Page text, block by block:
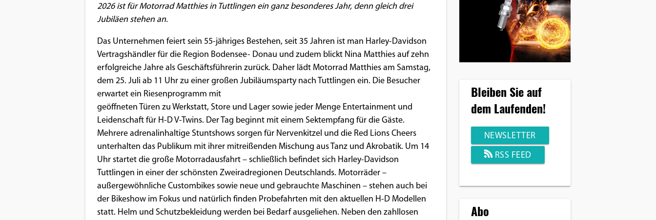
2026 ist für Motorrad Matthies in Tuttlingen ein ganz besonderes Jahr, denn gleich drei
Jubiläen stehen an.
Das Unternehmen feiert sein 55-jähriges Bestehen, seit 35 Jahren ist man Harley-Davidson
Vertragshändler für die Region Bodensee- Donau und zudem blickt Nina Matthies auf zehn
erfolgreiche Jahre als Geschäftsführerin zurück. Daher lädt Motorrad Matthies am Samstag,
dem 25. Juli ab 11 Uhr zu einer großen Jubiläumsparty nach Tuttlingen ein. Die Besucher
erwartet ein Riesenprogramm mit
geöffneten Türen zu Werkstatt, Store und Lager sowie jeder Menge Entertainment und
Leidenschaft für H-D V-Twins. Der Tag beginnt mit einem Sektempfang für die Gäste.
Mehrere adrenalinhaltige Stuntshows sorgen für Nervenkitzel und die Red Lions Cheers
unterhalten das Publikum mit ihrer mitreißenden Mischung aus Tanz und Akrobatik. Um 14
Uhr startet die große Motorradausfahrt – schließlich befindet sich Harley-Davidson
Tuttlingen in einer der schönsten Zweiradregionen Deutschlands. Motorräder –
außergewöhnliche Custombikes sowie neue und gebrauchte Maschinen – stehen auch bei
der Bikeshow im Fokus und natürlich finden Probefahrten mit den aktuellen H-D Modellen
statt. Helm und Schutzbekleidung werden bei Bedarf ausgeliehen. Neben den zahllosen
Bleiben Sie auf
dem Laufenden!
NEWSLETTER
RSS FEED
Abo
Dieser Cookie speichert die
Einverständnis-Optionen des
EXTERNE MEDIEN
Um Inhalte von Videoplattformen und
Social Media Plattformen anzeigen zu
können, werden von diesen externen
Medien Cookies gesetzt.